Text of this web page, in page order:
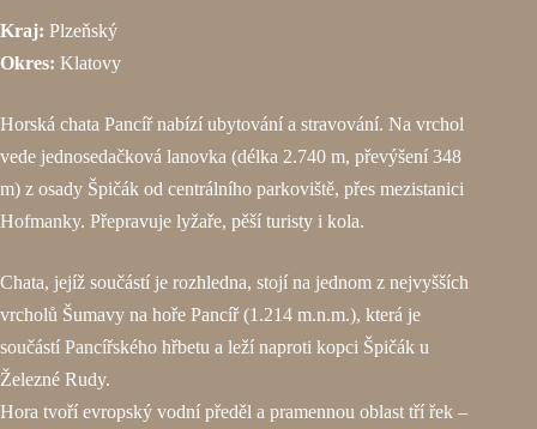
Kraj: Plzeňský
Okres: Klatovy
Horská chata Pancíř nabízí ubytování a stravování. Na vrchol
vede jednosedačková lanovka (délka 2.740 m, převýšení 348
m) z osady Špičák od centrálního parkoviště, přes mezistanici
Hofmanky. Přepravuje lyžaře, pěší turisty i kola.
Chata, jejíž součástí je rozhledna, stojí na jednom z nejvyšších
vrcholů Šumavy na hoře Pancíř (1.214 m.n.m.), která je
součástí Pancířského hřbetu a leží naproti kopci Špičák u
Železné Rudy.
Hora tvoří evropský vodní předěl a pramennou oblast tří řek –